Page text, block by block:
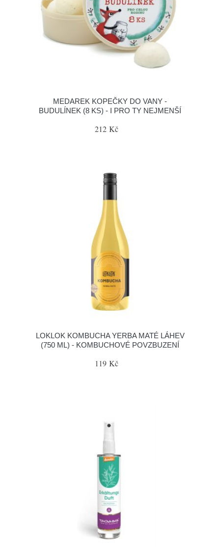
MEDAREK KOPEČKY DO VANY -
BUDULÍNEK (8 KS) - I PRO TY NEJMENŠÍ
212 Kč
LOKLOK KOMBUCHA YERBA MATÉ LÁHEV
(750 ML) - KOMBUCHOVÉ POVZBUZENÍ
119 Kč